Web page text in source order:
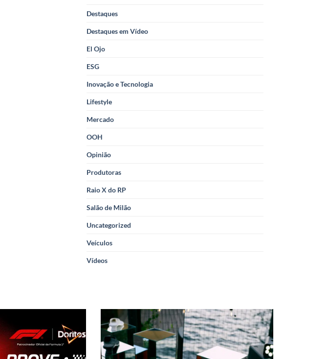
Destaques
Destaques em Vídeo
El Ojo
ESG
Inovação e Tecnologia
Lifestyle
Mercado
OOH
Opinião
Produtoras
Raio X do RP
Salão de Milão
Uncategorized
Veículos
Vídeos